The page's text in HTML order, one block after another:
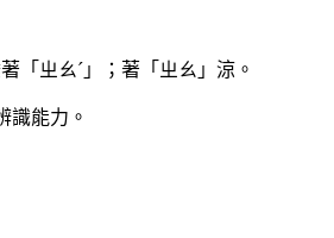
「ㄓㄠˊ」；著「ㄓㄠ」涼。
識能力。